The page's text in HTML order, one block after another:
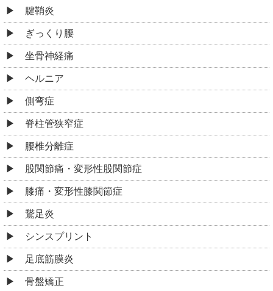
シンスプリント
骨盤矯正
ゴルフ肘
肉離れ
捻挫
筋緊張型頭痛
眼精疲労
不定愁訴
起立性調整障害
うつ病
むちうち